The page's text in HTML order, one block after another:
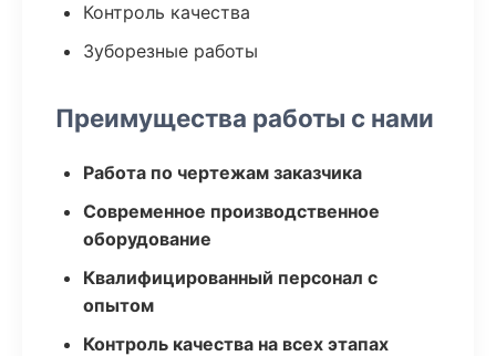
Контроль качества
Зуборезные работы
Преимущества работы с нами
Работа по чертежам заказчика
Современное производственное
оборудование
Квалифицированный персонал с
опытом
Контроль качества на всех этапах